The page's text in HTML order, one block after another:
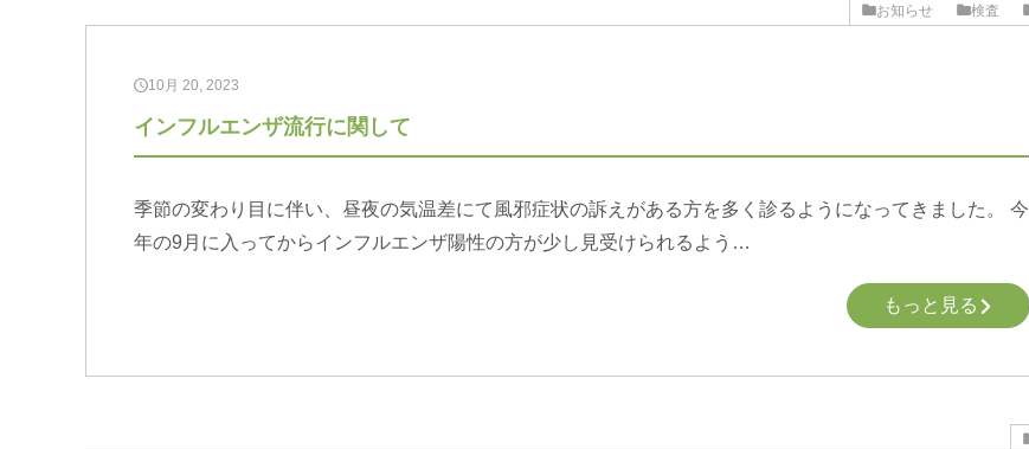
お知らせ 検査
10月 20, 2023
インフルエンザ流行に関して
季節の変わり目に伴い、昼夜の気温差にて風邪症状の訴えがある方を多く診るようになってきました。 今
年の9月に入ってからインフルエンザ陽性の方が少し見受けられるよう…
もっと見る